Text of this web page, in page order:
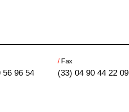
56 96 54
/Fax
(33) 04 90 44 22 09